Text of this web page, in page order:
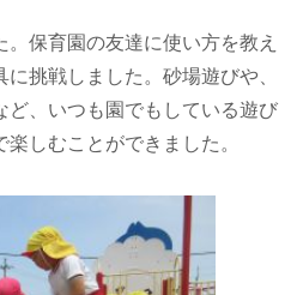
保育園の友達に使い方を教え
挑戦しました。砂場遊びや、
ど、いつも園でもしている遊び
しむことができました。